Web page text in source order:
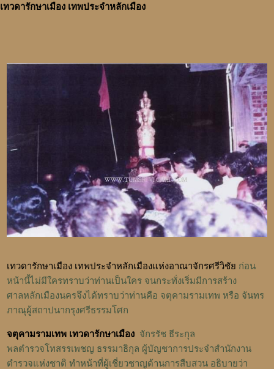
เทวดารักษาเมือง เทพประจำหลักเมือง
เทวดารักษาเมือง เทพประจำหลักเมืองแห่งอาณาจักรศรีวิชัย ก่อน
หน้านี้ไม่มีใครทราบว่าท่านเป็นใคร จนกระทั่งเริ่มมีการสร้าง
ศาลหลักเมืองนครจึงได้ทราบว่าท่านคือ จตุคามรามเทพ หรือ จันทร
ภาณุผู้สถาปนากรุงศรีธรรมโศก
จตุคามรามเทพ เทวดารักษาเมือง จักรรัช ธีระกุล
พลตำรวจโทสรรเพชญ ธรรมาธิกุล ผู้บัญชาการประจำสำนักงาน
ตำรวจแห่งชาติ ทำหน้าที่ผู้เชี่ยวชาญด้านการสืบสวน อธิบายว่า